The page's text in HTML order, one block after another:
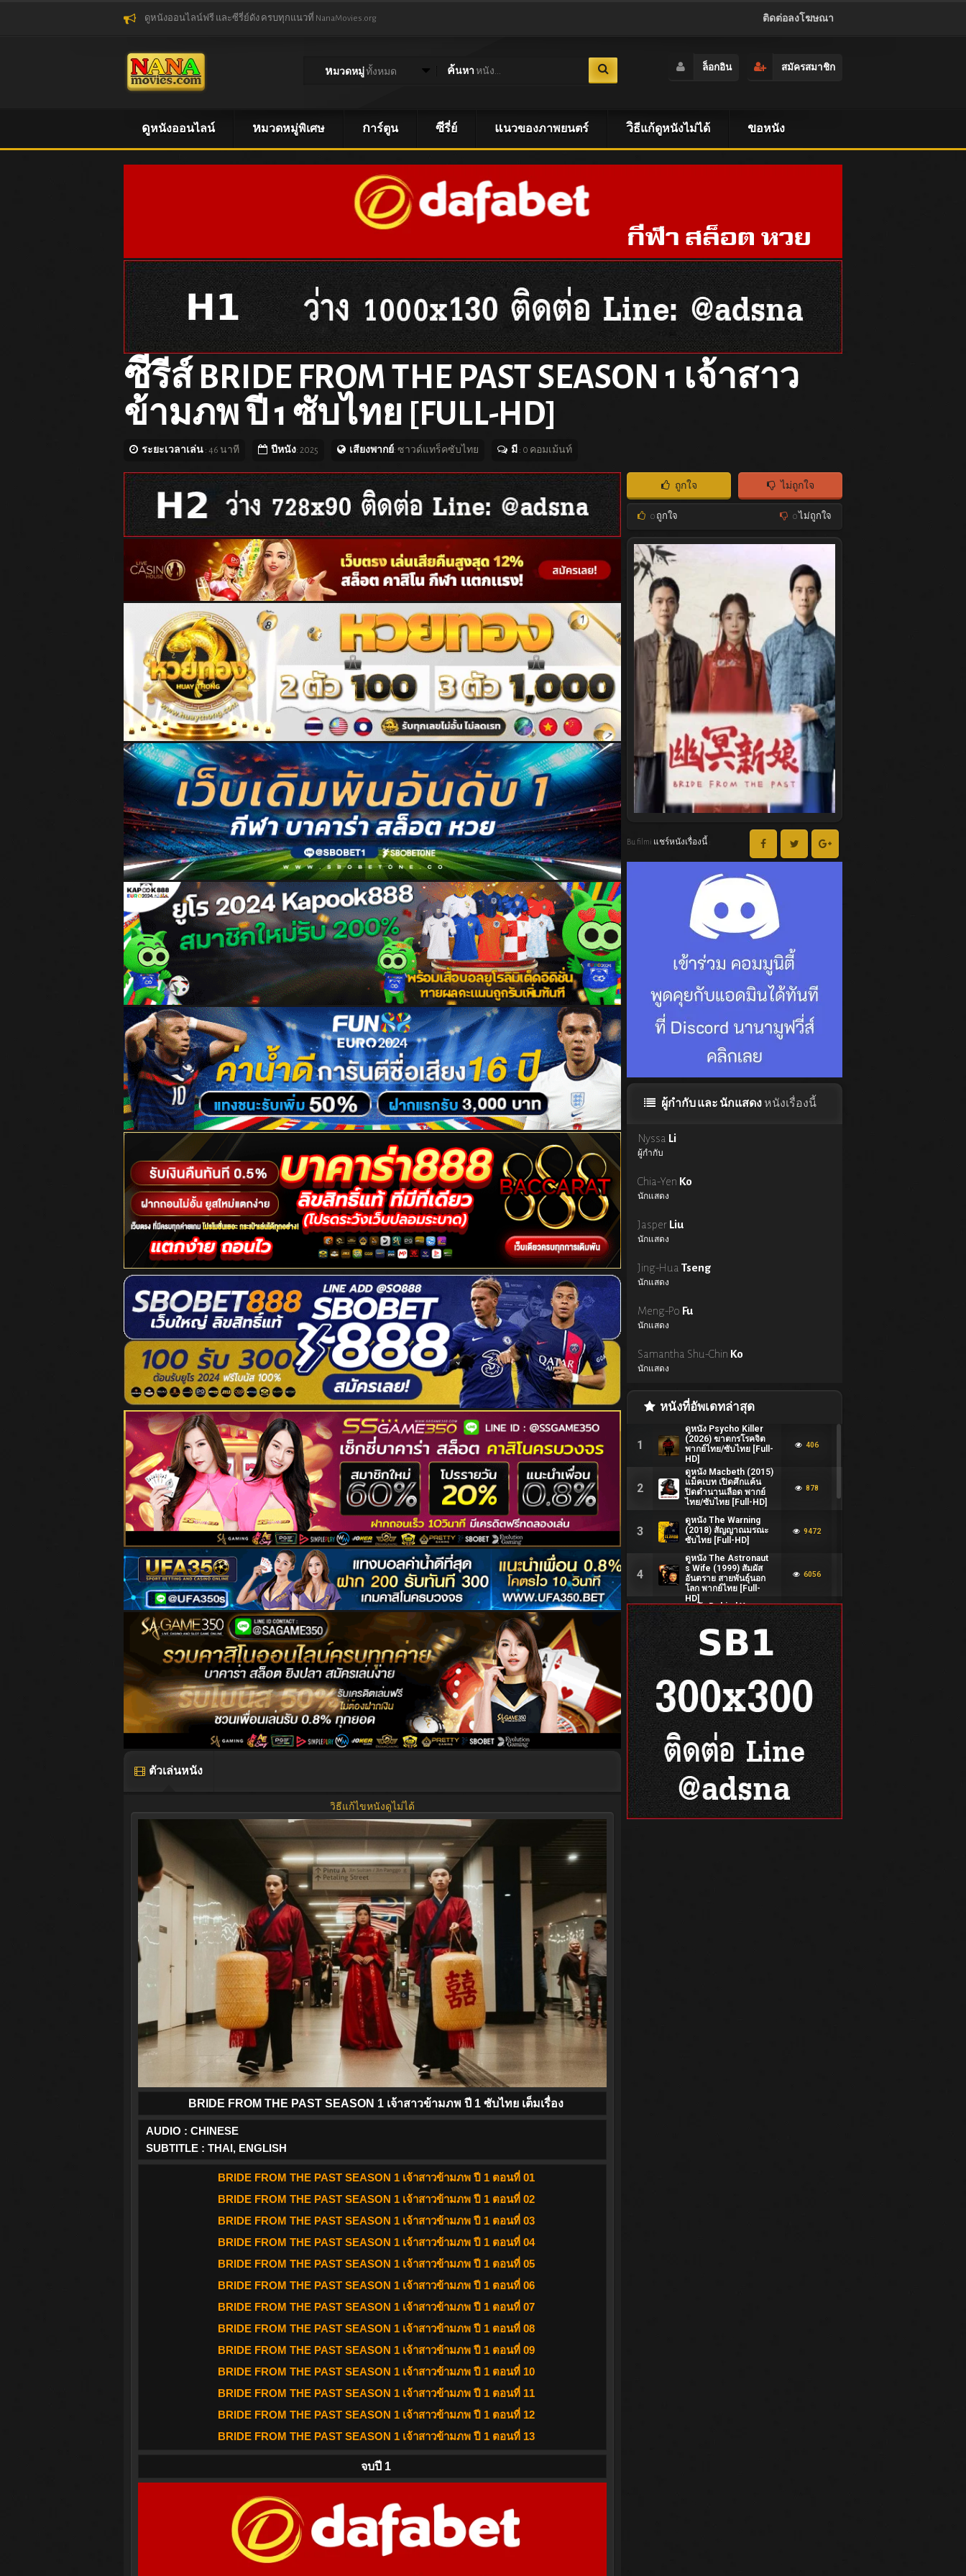
ดูหนังออนไลน์ฟรี และซีรี่ย์ดัง ครบทุกแนวที่ NanaMovies.org ติดต่อลงโฆษณา
หมวดหมู่ทั้งหมด ค้นหา หนัง... ล็อกอิน สมัครสมาชิก
ดูหนังออนไลน์ หมวดหมู่พิเศษ การ์ตูน ซีรี่ย์ แนวของภาพยนตร์ วิธีแก้ดูหนังไม่ได้ ขอหนัง
ซีรีส์ BRIDE FROM THE PAST SEASON 1 เจ้าสาว
ข้ามภพ ปี 1 ซับไทย [FULL-HD]
ระยะเวลาเล่น : 46 นาที ปีหนัง: 2025 เสียงพากย์: ซาวด์แทร็คซับไทย มี : 0 คอมเม้นท์
ตัวเล่นหนัง
วิธีแก้ไขหนังดูไม่ได้
BRIDE FROM THE PAST SEASON 1 เจ้าสาวข้ามภพ ปี 1 ซับไทย เต็มเรื่อง
AUDIO : CHINESE
SUBTITLE : THAI, ENGLISH
BRIDE FROM THE PAST SEASON 1 เจ้าสาวข้ามภพ ปี 1 ตอนที่ 01
BRIDE FROM THE PAST SEASON 1 เจ้าสาวข้ามภพ ปี 1 ตอนที่ 02
BRIDE FROM THE PAST SEASON 1 เจ้าสาวข้ามภพ ปี 1 ตอนที่ 03
BRIDE FROM THE PAST SEASON 1 เจ้าสาวข้ามภพ ปี 1 ตอนที่ 04
BRIDE FROM THE PAST SEASON 1 เจ้าสาวข้ามภพ ปี 1 ตอนที่ 05
BRIDE FROM THE PAST SEASON 1 เจ้าสาวข้ามภพ ปี 1 ตอนที่ 06
BRIDE FROM THE PAST SEASON 1 เจ้าสาวข้ามภพ ปี 1 ตอนที่ 07
BRIDE FROM THE PAST SEASON 1 เจ้าสาวข้ามภพ ปี 1 ตอนที่ 08
BRIDE FROM THE PAST SEASON 1 เจ้าสาวข้ามภพ ปี 1 ตอนที่ 09
BRIDE FROM THE PAST SEASON 1 เจ้าสาวข้ามภพ ปี 1 ตอนที่ 10
BRIDE FROM THE PAST SEASON 1 เจ้าสาวข้ามภพ ปี 1 ตอนที่ 11
BRIDE FROM THE PAST SEASON 1 เจ้าสาวข้ามภพ ปี 1 ตอนที่ 12
BRIDE FROM THE PAST SEASON 1 เจ้าสาวข้ามภพ ปี 1 ตอนที่ 13
จบปี 1
ถูกใจ ไม่ถูกใจ
0 ถูกใจ 0ไม่ถูกใจ
Bu filmi แชร์หนังเรื่องนี้ :
ผู้กำกับ และ นักแสดง หนังเรื่องนี้
Nyssa Li
ผู้กำกับ
Chia-Yen Ko
นักแสดง
Jasper Liu
นักแสดง
Jing-Hua Tseng
นักแสดง
Meng-Po Fu
นักแสดง
Samantha Shu-Chin Ko
นักแสดง
หนังที่อัพเดทล่าสุด
1
ดูหนัง Psycho Killer
(2026) ฆาตกรโรคจิต
พากย์ไทย/ซับไทย [Full-
HD]
406
2
ดูหนัง Macbeth (2015)
แม็คเบท เปิดศึกแค้น
ปิดตำนานเลือด พากย์
ไทย/ซับไทย [Full-HD]
878
3
ดูหนัง The Warning
(2018) สัญญาณมรณะ
ซับไทย [Full-HD]
9472
4
ดูหนัง The Astronaut
s Wife (1999) สัมผัส
อันตราย สายพันธุ์นอก
โลก พากย์ไทย [Full-
HD]
6056
ดูหนัง Behind You
(2020) ซ่อนเงาผี พากย์
ไทย [Full-HD]
2558
6
ดูหนัง Quick Change
(1990) ซับไทย [Full-
HD]
7
ดูหนัง The Color
Purple (1985) เลือดสี
ม่วง ซับไทย [Full-HD]
7
ดูหนัง Crippled
Avengers (1978) จอม
โหดมนุษย์พิการ พากย์
ไทย [Full-HD]
9
ดูหนัง Sweet Karma
(2009) ผู้หญิงร้อน เลือด
เย็น พากย์ไทย [Full-HD]
10
ดูหนัง Little Shop of